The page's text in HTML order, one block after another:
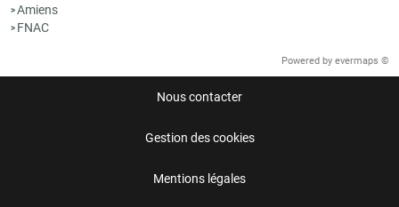
>Amiens
> FNAC
Powered by evermaps ©
Nous contacter
Gestion des cookies
Mentions légales